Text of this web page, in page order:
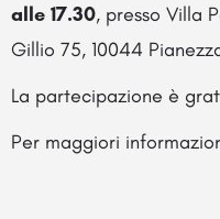
alle 17.30, presso Villa
Gillio 75, 10044
La partecipazione è
Per maggiori